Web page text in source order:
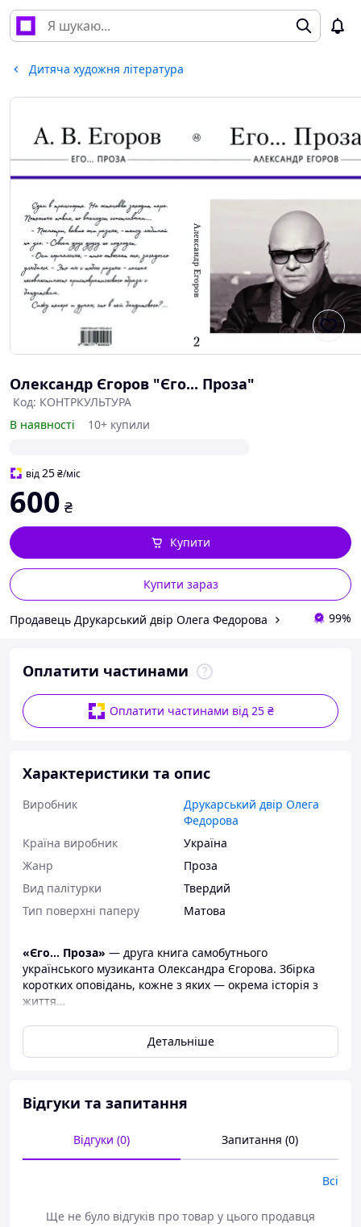
Дитяча художня література
Олександр Єгоров "Єго... Проза"
Код: КОНТРКУЛЬТУРА
В наявності
10+ купили
від25₴/міс
600 ₴
Купити зараз
Купити
Продавець Друкарський двір Олега Федорова 99%
Оплатити частинами
Оплатити частинами від 25 ₴
Характеристики та опис
Виробник
Друкарський двір Олега
Федорова
Країна виробник
Україна
Жанр
Проза
Вид палітурки
Твердий
Тип поверхні паперу
Матова
«Єго… Проза» — друга книга самобутнього
українського музиканта Олександра Єгорова. Збірка
коротких оповідань, кожне з яких — окрема історія з
життя…
сюжети, незмінна самоіронія та легкість сприйняття
викладеного роблять цю книгу захопливим читанням і
впливають обставини.
Детальніше
Відгуки та запитання
Відгуки (0) Запитання (0)
Всі
Ще не було відгуків про товар у цього продавця